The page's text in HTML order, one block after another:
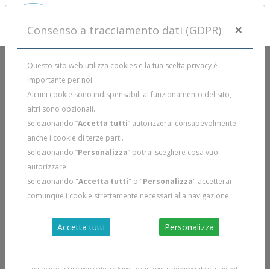
Consenso a tracciamento dati (GDPR) ×
Questo sito web utilizza cookies e la tua scelta privacy è
importante per noi.
Alcuni cookie sono indispensabili al funzionamento del sito,
altri sono opzionali.
Selezionando “Accetta tutti” autorizzerai consapevolmente
anche i cookie di terze parti.
Selezionando “Personalizza” potrai scegliere cosa vuoi
autorizzare.
Selezionando "Accetta tutti" o "Personalizza" accetterai
comunque i cookie strettamente necessari alla navigazione.
Accetta tutti Personalizza